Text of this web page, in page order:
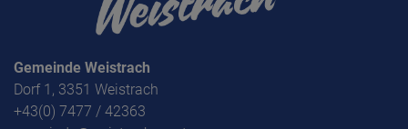
Gemeinde Weistrach
Dorf 1, 3351 Weistrach
+43(0) 7477 / 42363